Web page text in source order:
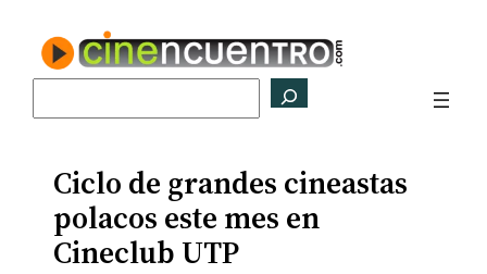
contenido
Ciclo de grandes cineastas
polacos este mes en
Cineclub UTP